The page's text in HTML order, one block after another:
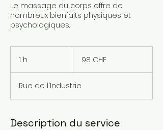
Le massage du corps offre de
nombreux bienfaits physiques et
psychologiques.
1 h
suisses
98 CHF
Rue de l'Industrie
Description du service